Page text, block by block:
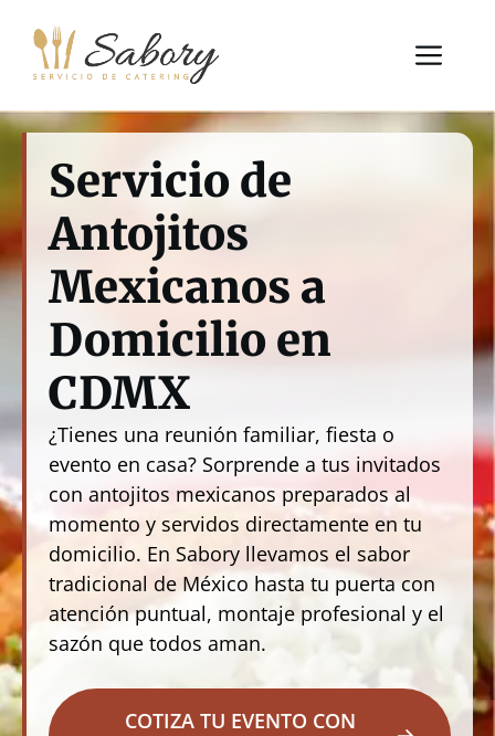
contenido
Servicio de
Antojitos
Mexicanos a
Domicilio en
CDMX
¿Tienes una reunión familiar, fiesta o
evento en casa? Sorprende a tus invitados
con antojitos mexicanos preparados al
momento y servidos directamente en tu
domicilio. En Sabory llevamos el sabor
tradicional de México hasta tu puerta con
atención puntual, montaje profesional y el
sazón que todos aman.
COTIZA TU EVENTO CON